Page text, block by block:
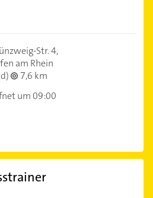
Str. 4,
am Rhein
7,6 km
um 09:00